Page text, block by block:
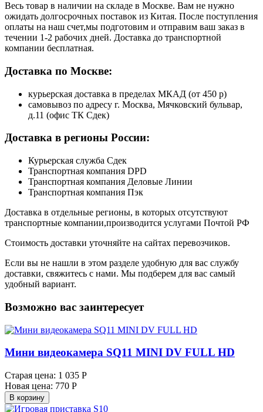
Весь товар в наличии на складе в Москве. Вам не нужно
ожидать долгосрочных поставок из Китая. После поступления
оплаты на наш счет,мы подготовим и отправим ваш заказ в
течении 1-2 рабочих дней. Доставка до транспортной
компании бесплатная.
Доставка по Москве:
курьерская доставка в пределах МКАД (от 450 р)
самовывоз по адресу г. Москва, Мячковский бульвар,
д.11 (офис ТК Сдек)
Доставка в регионы России:
Курьерская служба Сдек
Транспортная компания DPD
Транспортная компания Деловые Линии
Транспортная компания Пэк
Доставка в отдельные регионы, в которых отсутствуют
транспортные компании,производится услугами Почтой РФ
Стоимость доставки уточняйте на сайтах перевозчиков.
Если вы не нашли в этом разделе удобную для вас службу
доставки, свяжитесь с нами. Мы подберем для вас самый
удобный вариант.
Возможно вас заинтересует
Мини видеокамера SQ11 MINI DV FULL HD
Старая цена: 1 035 Р
Новая цена: 770 Р
В корзину